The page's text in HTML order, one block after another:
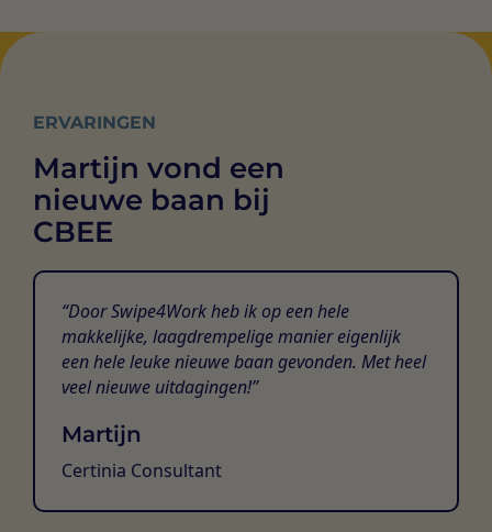
ERVARINGEN
Martijn vond een
nieuwe baan bij
CBEE
Door Swipe4Work heb ik op een hele
makkelijke, laagdrempelige manier eigenlijk
een hele leuke nieuwe baan gevonden. Met heel
veel nieuwe uitdagingen!
Martijn
Certinia Consultant